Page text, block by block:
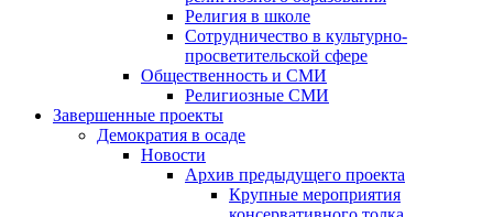
Религия в школе
Сотрудничество в культурно-
просветительской сфере
Общественность и СМИ
Религиозные СМИ
Завершенные проекты
Демократия в осаде
Новости
Архив предыдущего проекта
Крупные мероприятия